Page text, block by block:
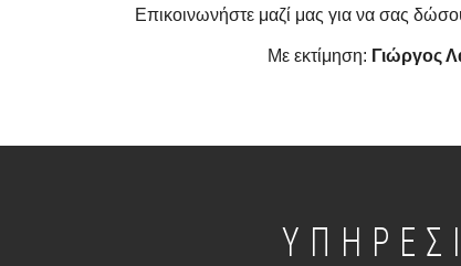
Επικοινωνήστε μαζί μας για να σας
Με εκτίμηση: Γιώργος